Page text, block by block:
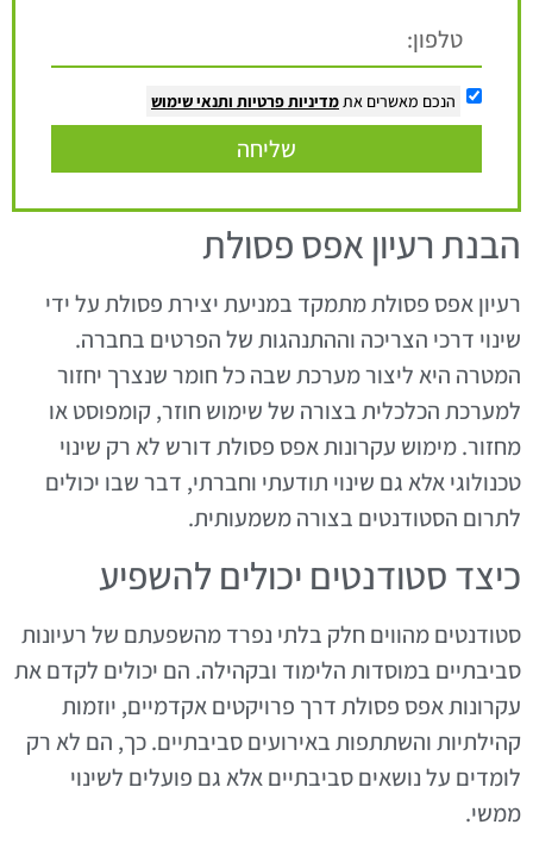
הנכם מאשרים את מדיניות פרטיות ותנאי שימוש
שליחה
הבנת רעיון אפס פסולת
רעיון אפס פסולת מתמקד במניעת יצירת פסולת על ידי
שינוי דרכי הצריכה וההתנהגות של הפרטים בחברה.
המטרה היא ליצור מערכת שבה כל חומר שנצרך יחזור
למערכת הכלכלית בצורה של שימוש חוזר, קומפוסט או
מחזור. מימוש עקרונות אפס פסולת דורש לא רק שינוי
טכנולוגי אלא גם שינוי תודעתי וחברתי, דבר שבו יכולים
לתרום הסטודנטים בצורה משמעותית.
כיצד סטודנטים יכולים להשפיע
סטודנטים מהווים חלק בלתי נפרד מהשפעתם של רעיונות
סביבתיים במוסדות הלימוד ובקהילה. הם יכולים לקדם את
עקרונות אפס פסולת דרך פרויקטים אקדמיים, יוזמות
קהילתיות והשתתפות באירועים סביבתיים. כך, הם לא רק
לומדים על נושאים סביבתיים אלא גם פועלים לשינוי
ממשי.